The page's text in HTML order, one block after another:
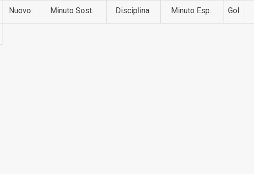
Nuovo Minuto Sost. Disciplina Minuto Esp. Gol